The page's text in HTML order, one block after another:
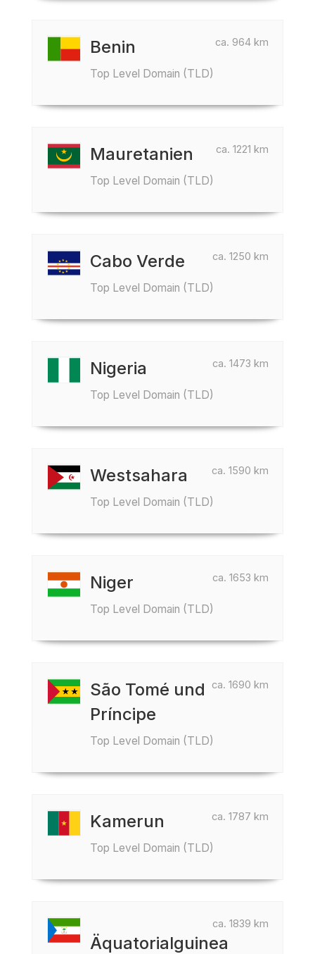
ca. 964 km
Benin
Top Level Domain (TLD)
ca. 1221 km
Mauretanien
Top Level Domain (TLD)
ca. 1250 km
Cabo Verde
Top Level Domain (TLD)
ca. 1473 km
Nigeria
Top Level Domain (TLD)
ca. 1590 km
Westsahara
Top Level Domain (TLD)
ca. 1653 km
Niger
Top Level Domain (TLD)
ca. 1690 km
São Tomé und
Príncipe
Top Level Domain (TLD)
ca. 1787 km
Kamerun
Top Level Domain (TLD)
ca. 1839 km
Äquatorialguinea